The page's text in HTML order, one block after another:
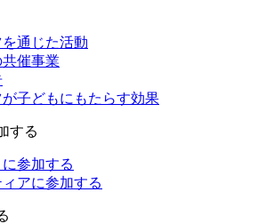
通じた活動
催事業
が子どもにもたらす効果
する
参加する
アに参加する